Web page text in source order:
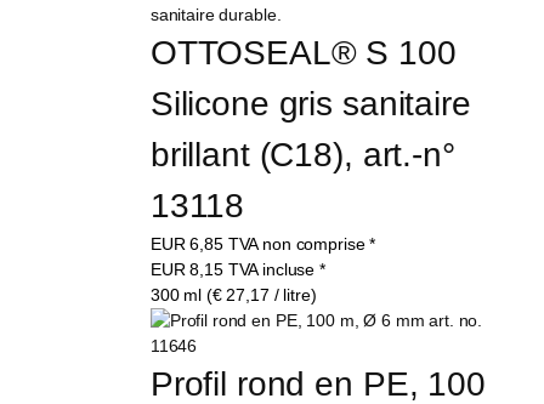
OTTOSEAL® S 100
Silicone gris sanitaire
brillant (C18), art.-n°
13118
EUR6,85 TVA non comprise *
EUR8,15 TVA incluse *
300 ml (€ 27,17 / litre)
Profil rond en PE, 100